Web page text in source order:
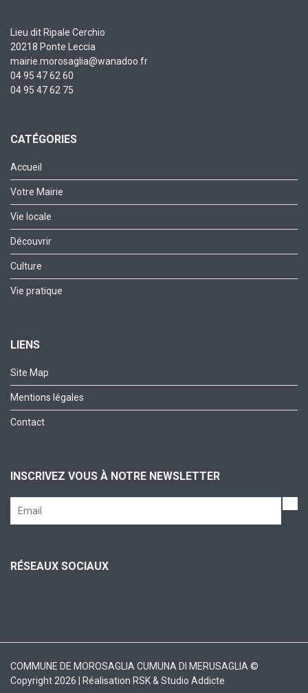
Lieu dit Ripale Cerchio
20218 Ponte Leccia
mairie.morosaglia@wanadoo.fr
04 95 47 62 60
04 95 47 62 75
CATÉGORIES
Accueil
Votre Mairie
Vie locale
Découvrir
Culture
Vie pratique
LIENS
Site Map
Mentions légales
Contact
INSCRIVEZ VOUS À NOTRE NEWSLETTER
RÉSEAUX SOCIAUX
COMMUNE DE MOROSAGLIA CUMUNA DI MERUSAGLIA ©
Copyright 2026 | Réalisation RSK& Studio Addicte